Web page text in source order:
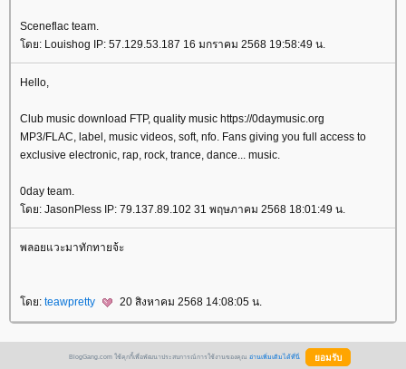
Sceneflac team.
ดย: Louishog IP: 57.129.53.187 16 มกราคม 2568 19:58:49 น.
Hello,
Club music download FTP, quality music https://0daymusic.org
MP3/FLAC, label, music videos, soft, nfo. Fans giving you full access to
exclusive electronic, rap, rock, trance, dance... music.
0day team.
ดย: JasonPless IP: 79.137.89.102 31 พฤษภาคม 2568 18:01:49 น.
พลอยแวะมาทักทายจ้ะ
ดย: teawpretty 20 สิงหาคม 2568 14:08:05 น.
BlogGang.com ใช้คุกกี้เพื่อพัฒนาประสบการณ์การใช้งานของคุณ อ่านเพิ่มเติมได้ที่นี่